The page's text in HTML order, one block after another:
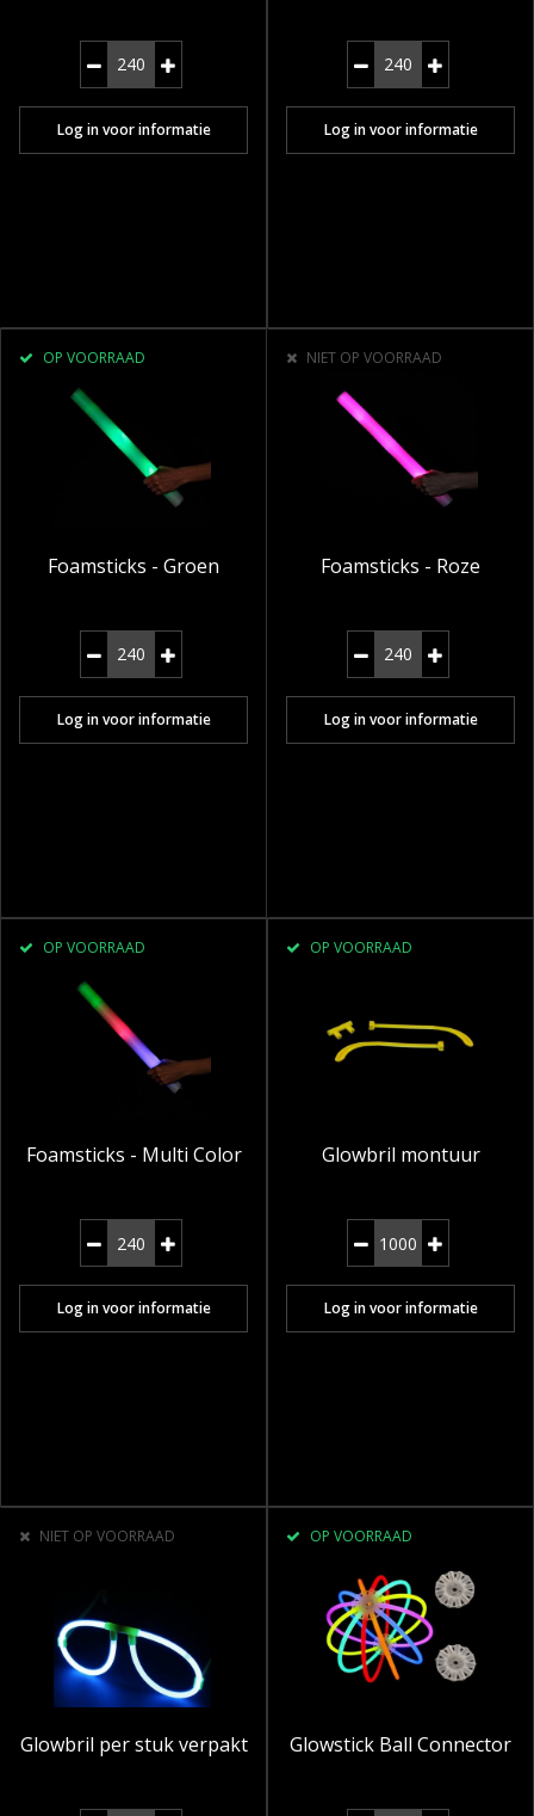
Log in voor informatie Log in voor informatie
OP VOORRAAD
Foamsticks - Groen
Log in voor informatie
NIET OP VOORRAAD
Foamsticks - Roze
Log in voor informatie
OP VOORRAAD
Foamsticks - Multi Color
Log in voor informatie
OP VOORRAAD
Glowbril montuur
Log in voor informatie
NIET OP VOORRAAD
Glowbril per stuk verpakt
OP VOORRAAD
Glowstick Ball Connector